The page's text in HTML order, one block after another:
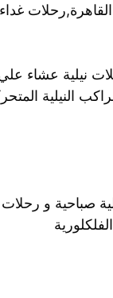
نيلية عشاء
النيلية
صباحية و رحلات